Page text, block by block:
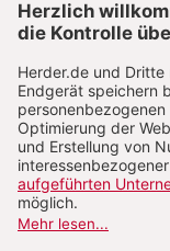
Gottesrede?
An einer Debatte
Thomas M.
theologische
nichts weniger als
der Theologie